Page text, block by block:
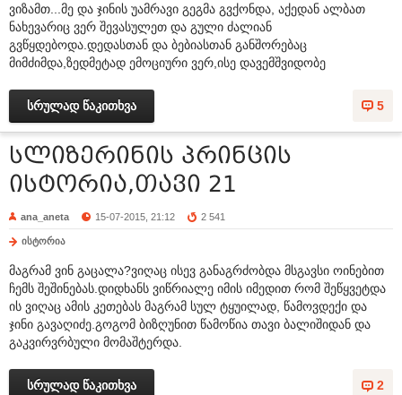
ვიზამთ...მე და ჯინის უამრავი გეგმა გვქონდა, აქედან ალბათ
ნახევარიც ვერ შევასულეთ და გული ძალიან
გვწყდებოდა.დედასთან და ბებიასთან განშორებაც
მიმძიმდა,ზედმეტად ემოციური ვერ,ისე დავემშვიდობე
5
სრულად წაკითხვა
სლიზერინის პრინცის
ისტორია,თავი 21
ana_aneta 15-07-2015, 21:12 2 541
ისტორია
მაგრამ ვინ გაცალა?ვიღაც ისევ განაგრძობდა მსგავსი ოინებით
ჩემს შეშინებას.დიდხანს ვიწრიალე იმის იმედით რომ შეწყვეტდა
ის ვიღაც ამის კეთებას მაგრამ სულ ტყუილად, წამოვდექი და
ჯინი გავაღიძე.გოგომ ბიზღუნით წამოწია თავი ბალიშიდან და
გაკვირვრბული მომაშტერდა.
2
სრულად წაკითხვა